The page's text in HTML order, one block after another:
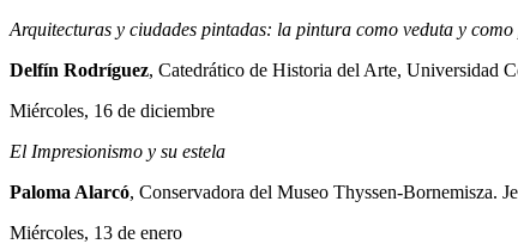
Arquitecturas y ciudades pintadas: la pintura como veduta y como
Delfín Rodríguez, Catedrático de Historia del Arte, Universidad
Miércoles, 16 de diciembre
El Impresionismo y su estela
Paloma Alarcó, Conservadora del Museo Thyssen-Bornemisza.
Miércoles, 13 de enero